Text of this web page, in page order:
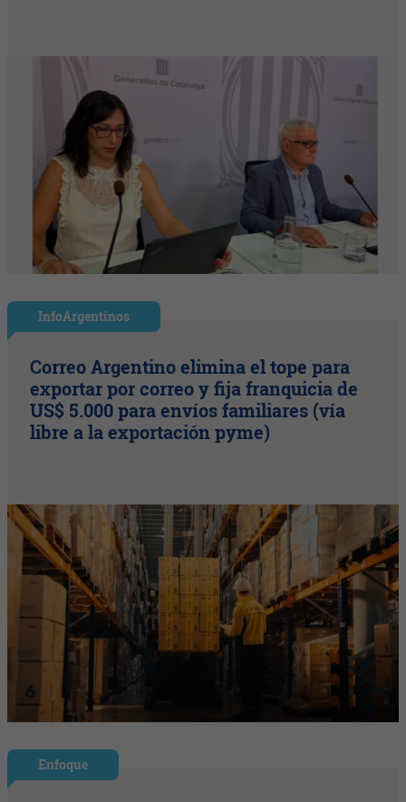
InfoArgentinos
Correo Argentino elimina el tope para
exportar por correo y fija franquicia de
US$ 5.000 para envíos familiares (vía
libre a la exportación pyme)
Enfoque